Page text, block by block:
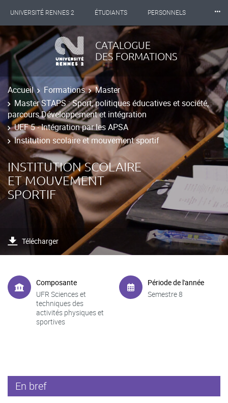
UNIVERSITÉ RENNES 2 ÉTUDIANTS PERSONNELS
INTERNATIONAL PROFESSIONNELS
LES NOUVELLES DE RENNES 2
⸱⸱⸱
CATALOGUE
DES FORMATIONS
Accueil Formations
Master
Master STAPS : Sport, politiques éducatives et société,
parcours Développement et intégration
UEF 5 - Intégration par les APSA
Institution scolaire et mouvement sportif
INSTITUTION SCOLAIRE
ET MOUVEMENT
SPORTIF
Télécharger
Composante
UFR Sciences et
techniques des
activités physiques et
sportives
Période de l'année
Semestre 8
En bref